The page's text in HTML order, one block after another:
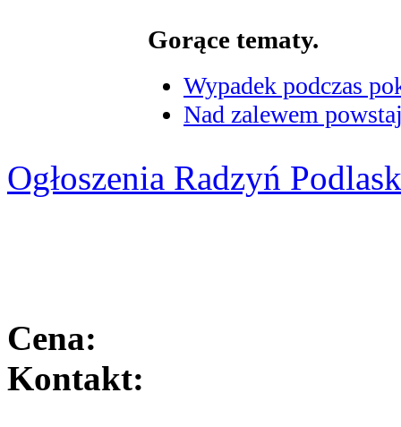
Gorące tematy.
Wypadek podczas
Nad zalewem
Ogłoszenia Radzyń
Cena:
Kontakt: